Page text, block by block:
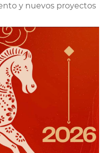
y nuevos proyectos